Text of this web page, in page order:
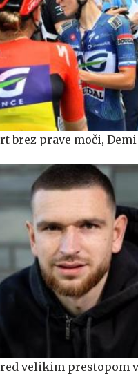
brez prave moči,
velikim prestopom